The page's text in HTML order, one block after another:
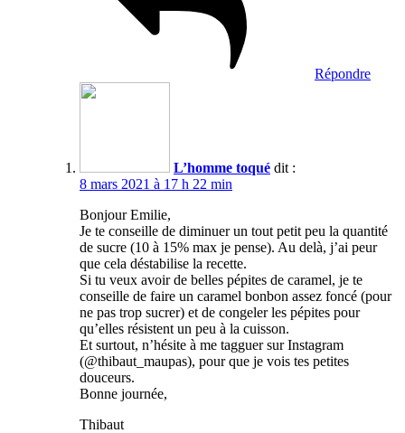
Répondre
L’homme toqué dit :
8 mars 2021 à 17 h 22 min
Bonjour Emilie,
Je te conseille de diminuer un tout petit peu la quantité
de sucre (10 à 15% max je pense). Au delà, j’ai peur
que cela déstabilise la recette.
Si tu veux avoir de belles pépites de caramel, je te
conseille de faire un caramel bonbon assez foncé (pour
ne pas trop sucrer) et de congeler les pépites pour
qu’elles résistent un peu à la cuisson.
Et surtout, n’hésite à me tagguer sur Instagram
(@thibaut_maupas), pour que je vois tes petites
douceurs.
Bonne journée,
Thibaut